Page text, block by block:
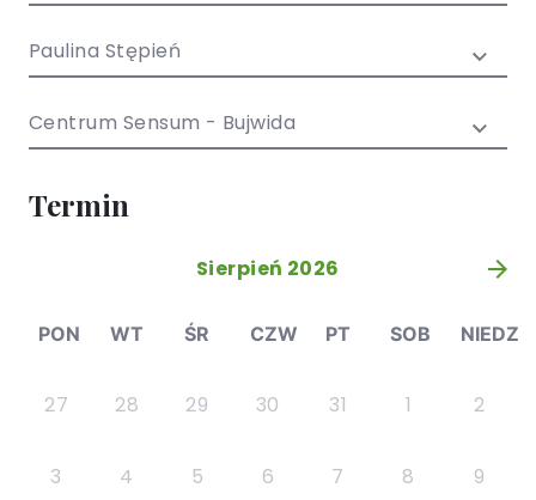
młodzieży
Paulina Stępień
Centrum Sensum - Bujwida
Termin
Sierpień 2026 »
PON WT ŚR CZW PT SOB NIEDZ
27 28 29 30 31 1 2
3 4 5 6 7 8 9